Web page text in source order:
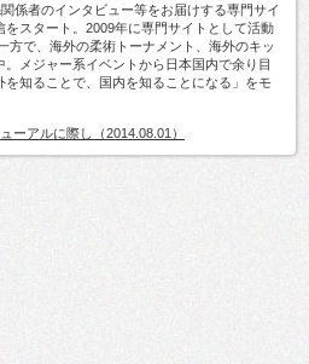
係者のインタビュー等をお届けする専門サイ
をスタート。2009年に専門サイトとして活動
方で、海外の柔術トーナメント、海外のキッ
メジャー系イベントから日本国内で余り目
知ることで、国内を知ることになる」をモ
ーアルに際し（2014.08.01）